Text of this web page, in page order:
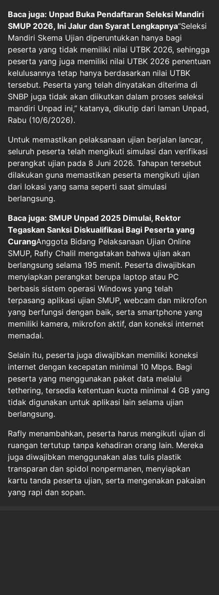
Baca juga: Unpad Buka Pendaftaran Seleksi Mandiri
SMUP 2026, Ini Jalur dan Syarat Lengkapnya“Seleksi
Mandiri Skema Ujian diperuntukkan hanya bagi
peserta yang tidak memiliki nilai UTBK 2026, sehingga
peserta yang juga memiliki nilai UTBK 2026 penentuan
kelulusannya tetap hanya berdasarkan nilai UTBK
tersebut. Peserta yang telah dinyatakan diterima di
SNBP juga tidak akan diikutkan dalam proses seleksi
mandiri Unpad ini,” katanya, dikutip dari laman Unpad,
Rabu (10/6/2026).
Untuk memastikan pelaksanaan ujian berjalan lancar,
seluruh peserta telah mengikuti simulasi dan verifikasi
perangkat ujian pada 8 Juni 2026. Tahapan tersebut
dilakukan guna memastikan peserta mengikuti ujian
dari lokasi yang sama seperti saat simulasi
berlangsung.
Baca juga: SMUP Unpad 2025 Dimulai, Rektor
Tegaskan Sanksi Diskualifikasi Bagi Peserta yang
CurangAnggota Bidang Pelaksanaan Ujian Online
SMUP, Rafly Chalil mengatakan bahwa ujian akan
berlangsung selama 195 menit. Peserta diwajibkan
menyiapkan perangkat berupa laptop atau PC
berbasis sistem operasi Windows yang telah
terpasang aplikasi ujian SMUP, webcam dan mikrofon
yang berfungsi dengan baik, serta smartphone yang
memiliki kamera, mikrofon aktif, dan koneksi internet
memadai.
Selain itu, peserta juga diwajibkan memiliki koneksi
internet dengan kecepatan minimal 10 Mbps. Bagi
peserta yang menggunakan paket data melalui
tethering, tersedia ketentuan kuota minimal 4 GB yang
tidak digunakan untuk aplikasi lain selama ujian
berlangsung.
Rafly menambahkan, peserta harus mengikuti ujian di
ruangan tertutup tanpa kehadiran orang lain. Mereka
juga diwajibkan menggunakan alas tulis plastik
transparan dan spidol nonpermanen, menyiapkan
kartu tanda peserta ujian, serta mengenakan pakaian
yang rapi dan sopan.